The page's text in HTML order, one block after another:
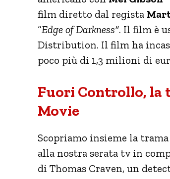
film diretto dal regista
“Edge of Darkness“. Il film è
Distribution. Il film ha
poco più di 1,3 milioni di
Fuori Controllo, la
Movie
Scopriamo insieme la
alla nostra serata tv in
di Thomas Craven, un